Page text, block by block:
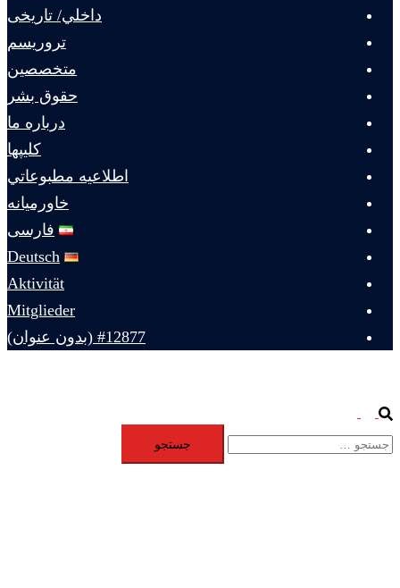
داخلي/ تاریخی
تروريسم
متخصصين
حقوق بشر
درباره ما
كليپها
اطلاعيه مطبوعاتي
خاورميانه
فارسی
Deutsch
Aktivität
Mitglieder
#12877 (بدون عنوان)
Search
menuجستجو
برای: